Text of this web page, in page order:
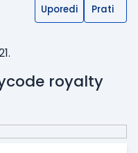
Uporedi Prati
royalty